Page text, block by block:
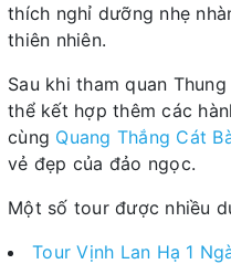
thích nghỉ dưỡng nhẹ
thiên nhiên.
Sau khi tham quan
thể kết hợp thêm các
cùng Quang Thắng Cát
vẻ đẹp của đảo ngọc.
Một số tour được nhiều
Tour Vịnh Lan Hạ 1